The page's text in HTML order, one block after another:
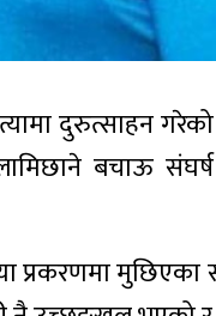
दुरुत्साहन
बचाऊ
मुछिएका